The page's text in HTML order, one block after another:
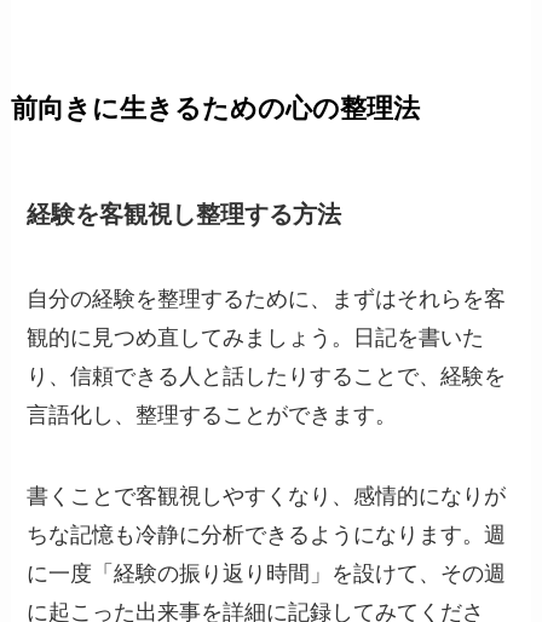
前向きに生きるための心の整理法
経験を客観視し整理する方法
自分の経験を整理するために、まずはそれらを客
観的に見つめ直してみましょう。日記を書いた
り、信頼できる人と話したりすることで、経験を
言語化し、整理することができます。
書くことで客観視しやすくなり、感情的になりが
ちな記憶も冷静に分析できるようになります。週
に一度「経験の振り返り時間」を設けて、その週
に起こった出来事を詳細に記録してみてくださ